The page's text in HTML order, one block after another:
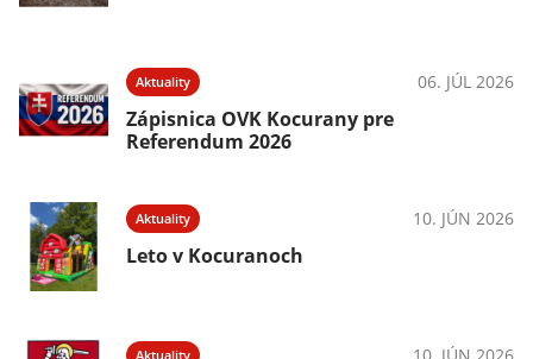
Aktuality 06. JÚL 2026
Zápisnica OVK Kocurany pre
Referendum 2026
Aktuality 10. JÚN 2026
Leto v Kocuranoch
Aktuality